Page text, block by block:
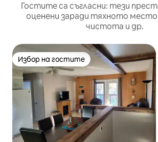
Гостите са съгласни: тези
оценени заради тяхното
чистота и др.
Избор на гостите
Избор на гостите